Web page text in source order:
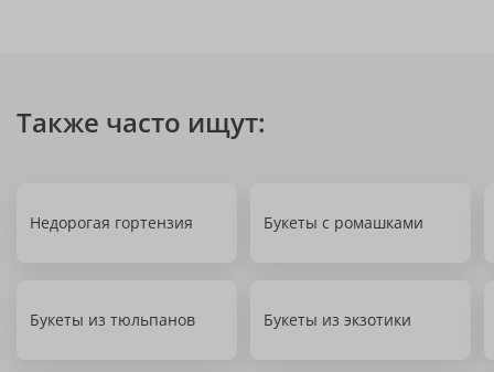
Также часто ищут:
Недорогая гортензия Букеты с ромашками
Букеты из тюльпанов Букеты из экзотики